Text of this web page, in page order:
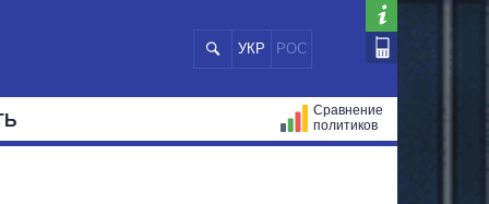
УКР РОС
Сравнение
политиков